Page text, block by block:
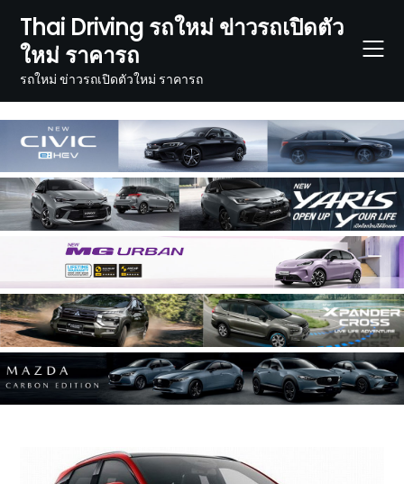
content
Thai Driving รถใหม่ ข่าวรถเปิดตัว
ใหม่ ราคารถ
รถใหม่ ข่าวรถเปิดตัวใหม่ ราคารถ